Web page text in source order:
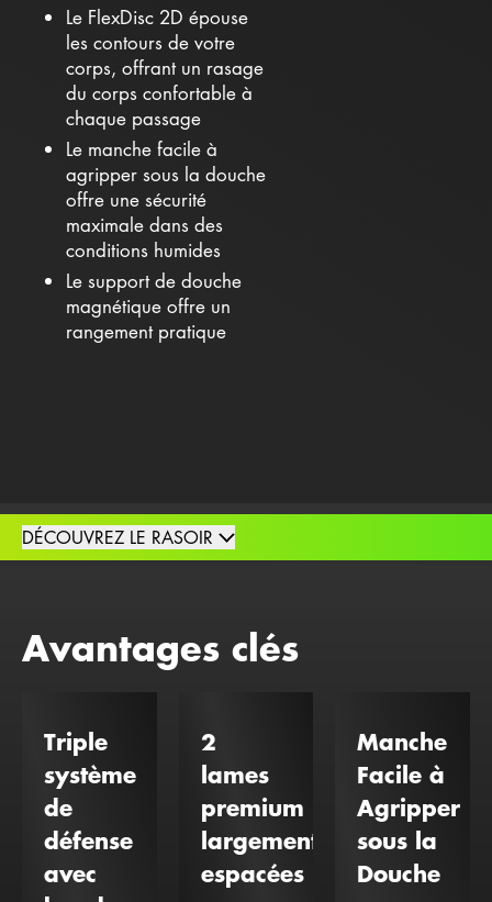
Le FlexDisc 2D épouse
les contours de votre
corps, offrant un rasage
du corps confortable à
chaque passage
Le manche facile à
agripper sous la douche
offre une sécurité
maximale dans des
conditions humides
Le support de douche
magnétique offre un
rangement pratique
DÉCOUVREZ LE RASOIR
Avantages clés
Triple
système
de
défense
avec
2
lames
premium
largement
espacées
Manche
Facile à
Agripper
sous la
Douche